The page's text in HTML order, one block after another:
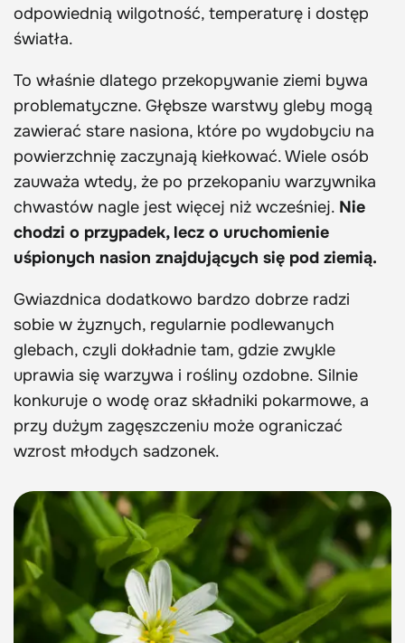
odpowiednią wilgotność, temperaturę i dostęp
światła.
To właśnie dlatego przekopywanie ziemi bywa
problematyczne. Głębsze warstwy gleby mogą
zawierać stare nasiona, które po wydobyciu na
powierzchnię zaczynają kiełkować. Wiele osób
zauważa wtedy, że po przekopaniu warzywnika
chwastów nagle jest więcej niż wcześniej. Nie
chodzi o przypadek, lecz o uruchomienie
uśpionych nasion znajdujących się pod ziemią.
Gwiazdnica dodatkowo bardzo dobrze radzi
sobie w żyznych, regularnie podlewanych
glebach, czyli dokładnie tam, gdzie zwykle
uprawia się warzywa i rośliny ozdobne. Silnie
konkuruje o wodę oraz składniki pokarmowe, a
przy dużym zagęszczeniu może ograniczać
wzrost młodych sadzonek.